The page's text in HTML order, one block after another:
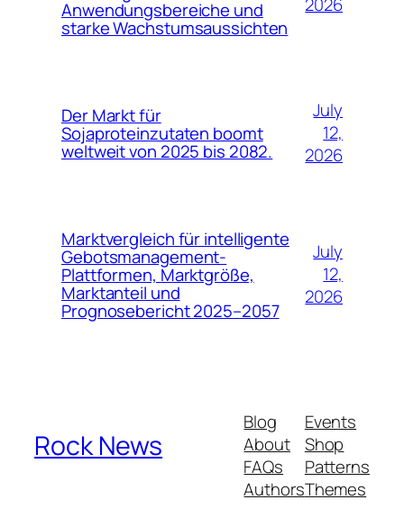
Anwendungsbereiche und
starke Wachstumsaussichten
Der Markt für
Sojaproteinzutaten boomt
weltweit von 2025 bis 2082.
July
12,
2026
Marktvergleich für intelligente
Gebotsmanagement-
Plattformen, Marktgröße,
Marktanteil und
Prognosebericht 2025–2057
July
12,
2026
Rock News
Blog
About
FAQs
Authors
Events
Shop
Patterns
Themes